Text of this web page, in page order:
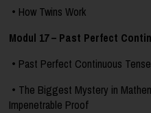
• How Twins Work
Modul 17 – Past Perfect
• Past Perfect Continuous Tense
• The Biggest Mystery in
Impenetrable Proof